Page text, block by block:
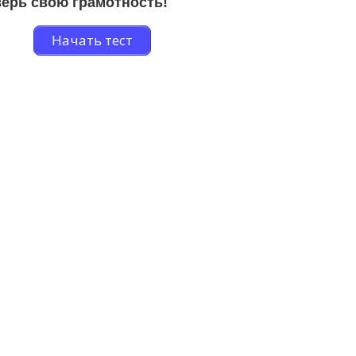
Начать тест